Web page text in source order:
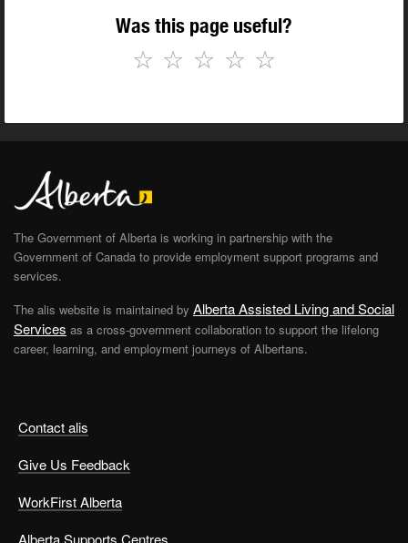
Was this page useful?
☆
☆
☆
☆
☆
Contact alis
Give Us Feedback
WorkFirst Alberta
The Government of Alberta is working in partnership with the
Government of Canada to provide employment support programs and
services.
The alis website is maintained by Alberta Assisted Living and Social
Services as a cross-government collaboration to support the lifelong
career, learning, and employment journeys of Albertans.